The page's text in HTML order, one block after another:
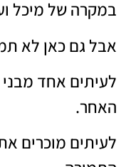
במקרה של מיכל
אבל גם כאן לא
לעיתים אחד
האחר.
לעיתים מוכרים